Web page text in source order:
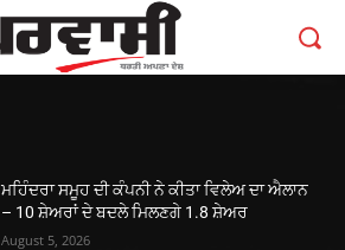
ਮਹਿੰਦਰਾ ਸਮੂਹ ਦੀ ਕੰਪਨੀ ਨੇ ਕੀਤਾ ਵਿਲੇਅ ਦਾ ਐਲਾਨ
– 10 ਸ਼ੇਅਰਾਂ ਦੇ ਬਦਲੇ ਮਿਲਣਗੇ 1.8 ਸ਼ੇਅਰ
August 5, 2026